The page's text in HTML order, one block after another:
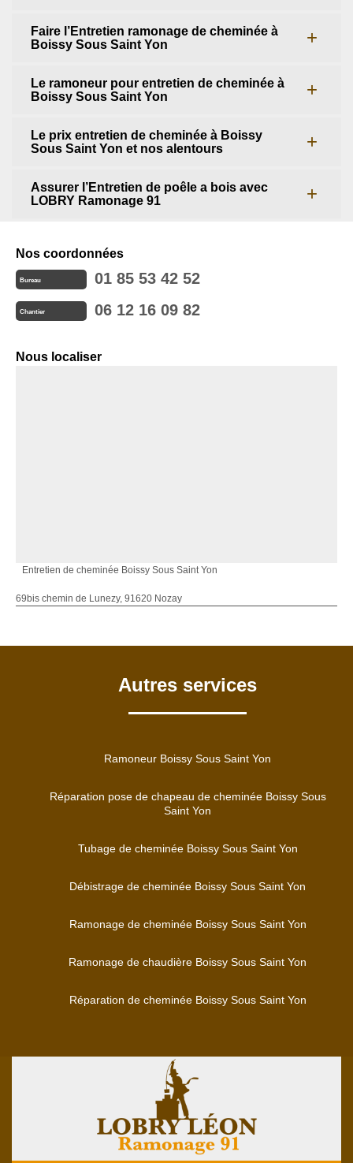
Faire l’Entretien ramonage de cheminée à
Boissy Sous Saint Yon
Le ramoneur pour entretien de cheminée à
Boissy Sous Saint Yon
Le prix entretien de cheminée à Boissy
Sous Saint Yon et nos alentours
Assurer l’Entretien de poêle a bois avec
LOBRY Ramonage 91
Nos coordonnées
Bureau 01 85 53 42 52
Chantier 06 12 16 09 82
Nous localiser
Entretien de cheminée Boissy Sous Saint Yon
69bis chemin de Lunezy, 91620 Nozay
Autres services
Ramoneur Boissy Sous Saint Yon
Réparation pose de chapeau de cheminée Boissy Sous
Saint Yon
Tubage de cheminée Boissy Sous Saint Yon
Débistrage de cheminée Boissy Sous Saint Yon
Ramonage de cheminée Boissy Sous Saint Yon
Ramonage de chaudière Boissy Sous Saint Yon
Réparation de cheminée Boissy Sous Saint Yon